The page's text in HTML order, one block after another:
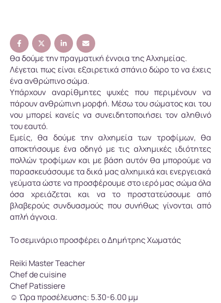
θα δούμε την πραγματική έννοια της Αλχημείας.
Λέγεται πως είναι εξαιρετικά σπάνιο δώρο το να έχεις
ένα ανθρώπινο σώμα.
Υπάρχουν αναρίθμητες ψυχές που περιμένουν να
πάρουν ανθρώπινη μορφή. Μέσω του σώματος και του
νου μπορεί κανείς να συνειδητοποιήσει τον αληθινό
του εαυτό.
Εμείς, θα δούμε την αλχημεία των τροφίμων, θα
αποκτήσουμε ένα οδηγό με τις αλχημικές ιδιότητες
πολλών τροφίμων και με βάση αυτόν θα μπορούμε να
παρασκευάσουμε τα δικά μας αλχημικά και ενεργειακά
γεύματα ώστε να προσφέρουμε στο ιερό μας σώμα όλα
όσα χρειάζεται και να το προστατεύσουμε από
βλαβερούς συνδυασμούς που συνήθως γίνονται από
απλή άγνοια.
Το σεμινάριο προσφέρει ο Δημήτρης Χωματάς
Reiki Master Teacher
Chef de cuisine
Chef Patissiere
☺ Ώρα προσέλευσης: 5.30-6.00 μμ